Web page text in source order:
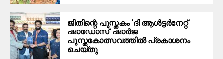
ജിതിന്റെ പുസ്തകം ‘ദി ആൾട്ടർനേറ്റ്
ഷാഡോസ്’ ഷാർജ
പുസ്തകോത്സവത്തിൽ പ്രകാശനം
ചെയ്തു